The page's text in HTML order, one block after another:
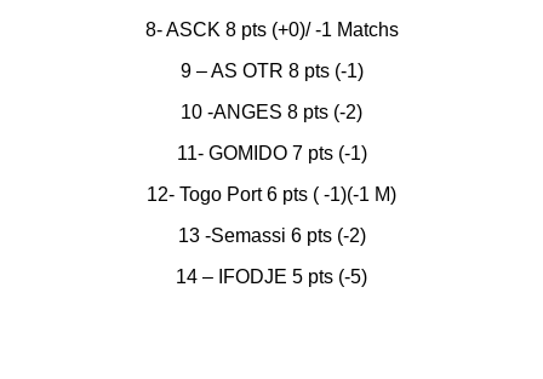
8- ASCK 8 pts (+0)/ -1 Matchs
9 – AS OTR 8 pts (-1)
10 -ANGES 8 pts (-2)
11- GOMIDO 7 pts (-1)
12- Togo Port 6 pts ( -1)(-1 M)
13 -Semassi 6 pts (-2)
14 – IFODJE 5 pts (-5)